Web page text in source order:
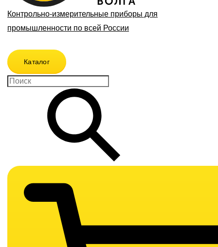
Контрольно-измерительные приборы для
промышленности по всей России
Каталог